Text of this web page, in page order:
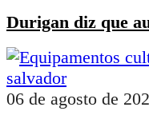
Durigan diz que
06 de agosto de